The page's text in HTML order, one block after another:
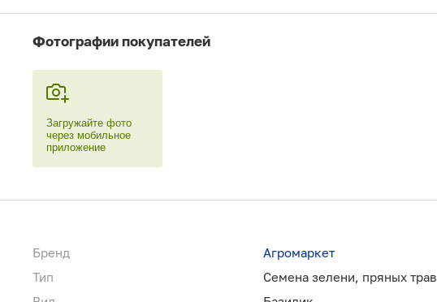
Фотографии покупателей
Загружайте фото
через мобильное
приложение
Бренд
Агромаркет
Тип
Семена зелени, пряных трав